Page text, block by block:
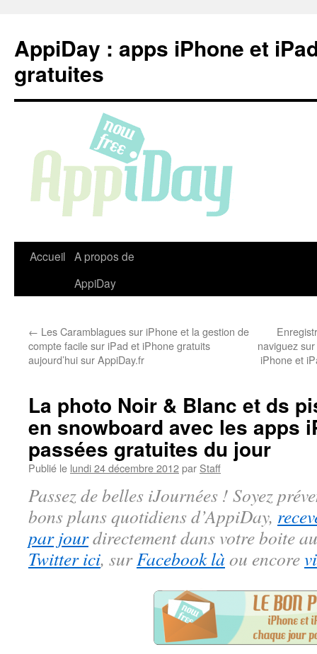
contenu
AppiDay : apps iPhone et
gratuites
Accueil A propos de
AppiDay
← Les Caramblagues sur iPhone et la gestion de
compte facile sur iPad et iPhone gratuits
aujourd’hui sur AppiDay.fr
naviguez
iPhone et
La photo Noir & Blanc et ds
en snowboard avec les apps
passées gratuites du jour
Publié le lundi 24 décembre 2012par Staff
Passez de belles iJournées ! Soyez
bons plans quotidiens d’AppiDay,
par jourdirectement dans votre boite
Twitter ici, surFacebook là ou encore